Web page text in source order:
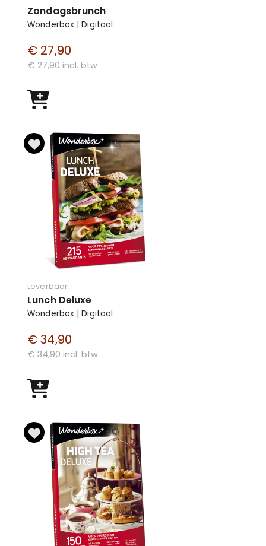
Zondagsbrunch
Wonderbox | Digitaal
€ 27,90
€ 27,90 incl. btw
Leverbaar
Lunch Deluxe
Wonderbox | Digitaal
€ 34,90
€ 34,90 incl. btw